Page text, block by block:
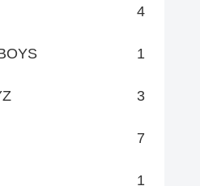
4
1
3
7
1